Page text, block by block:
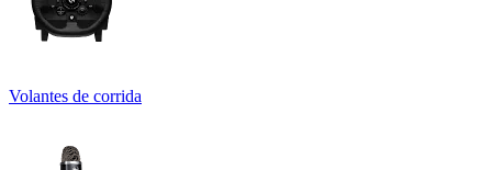
Volantes de corrida